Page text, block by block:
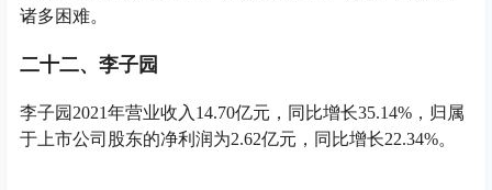
诸多困难。
二十二、李子园
李子园2021年营业收入14.70亿元，同比增长35.14%，归属
于上市公司股东的净利润为2.62亿元，同比增长22.34%。